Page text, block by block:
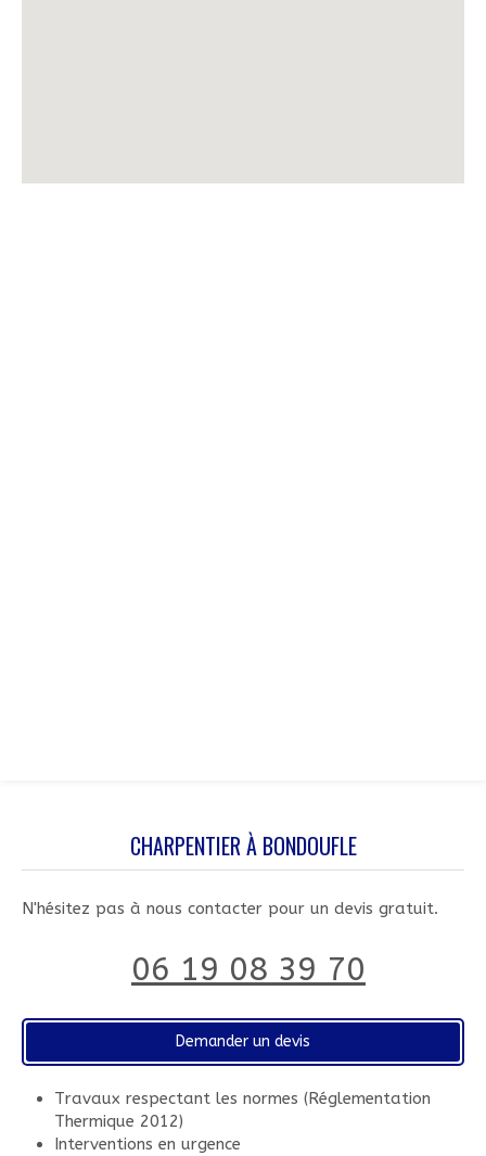
CHARPENTIER À BONDOUFLE
N'hésitez pas à nous contacter pour un devis gratuit.
06 19 08 39 70
Demander un devis
Travaux respectant les normes (Réglementation
Thermique 2012)
Interventions en urgence